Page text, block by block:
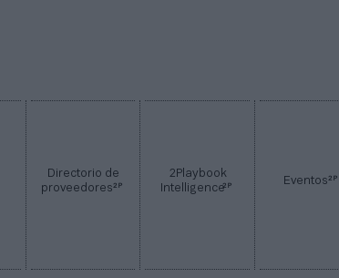
Directorio de
proveedores2P
2Playbook
Intelligence2P Eventos2P